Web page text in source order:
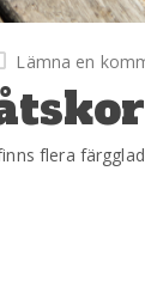
Lämna en
flera